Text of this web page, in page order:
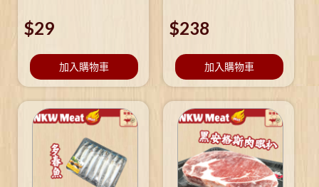
$29
加入購物車
$238
加入購物車